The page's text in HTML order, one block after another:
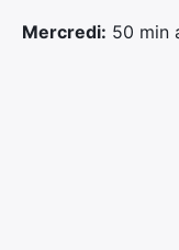
Mercredi: 50 min